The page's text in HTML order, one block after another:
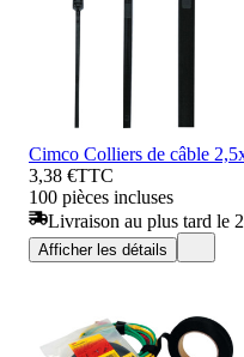
Cimco Colliers de câble
3,38 €TTC
100 pièces incluses
Livraison au plus tard le
Afficher les détails